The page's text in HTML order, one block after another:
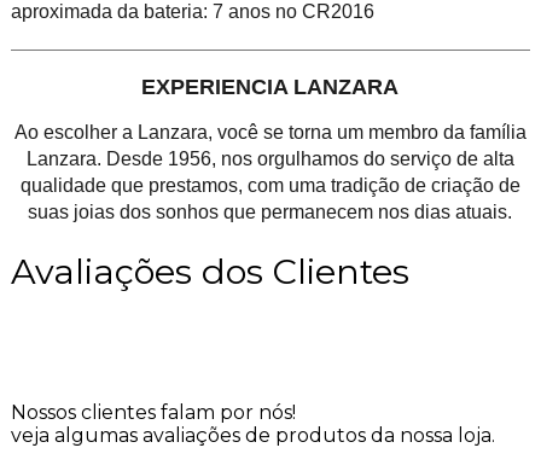
aproximada da bateria: 7 anos no CR2016
EXPERIENCIA LANZARA
Ao escolher a Lanzara, você se torna um membro da família
Lanzara. Desde 1956, nos orgulhamos do serviço de alta
qualidade que prestamos, com uma tradição de criação de
suas joias dos sonhos que permanecem nos dias atuais.
Avaliações dos Clientes
Nossos clientes falam por nós!
veja algumas avaliações de produtos da nossa loja.